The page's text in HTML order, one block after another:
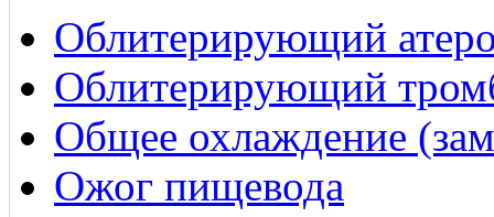
Облитерирующий
Облитерирующий
Общее охлаждение
Ожог пищевода